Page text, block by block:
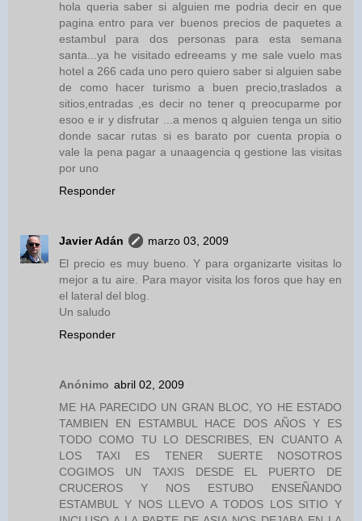
hola queria saber si alguien me podria decir en que
pagina entro para ver buenos precios de paquetes a
estambul para dos personas para esta semana
santa...ya he visitado edreeams y me sale vuelo mas
hotel a 266 cada uno pero quiero saber si alguien sabe
de como hacer turismo a buen precio,traslados a
sitios,entradas ,es decir no tener q preocuparme por
esoo e ir y disfrutar ...a menos q alguien tenga un sitio
donde sacar rutas si es barato por cuenta propia o
vale la pena pagar a unaagencia q gestione las visitas
por uno
Responder
Javier Adán
marzo 03, 2009
El precio es muy bueno. Y para organizarte visitas lo
mejor a tu aire. Para mayor visita los foros que hay en
el lateral del blog.
Un saludo
Responder
Anónimo abril 02, 2009
ME HA PARECIDO UN GRAN BLOC, YO HE ESTADO
TAMBIEN EN ESTAMBUL HACE DOS AÑOS Y ES
TODO COMO TU LO DESCRIBES, EN CUANTO A
LOS TAXI ES TENER SUERTE NOSOTROS
COGIMOS UN TAXIS DESDE EL PUERTO DE
CRUCEROS Y NOS ESTUBO ENSEÑANDO
ESTAMBUL Y NOS LLEVO A TODOS LOS SITIO Y